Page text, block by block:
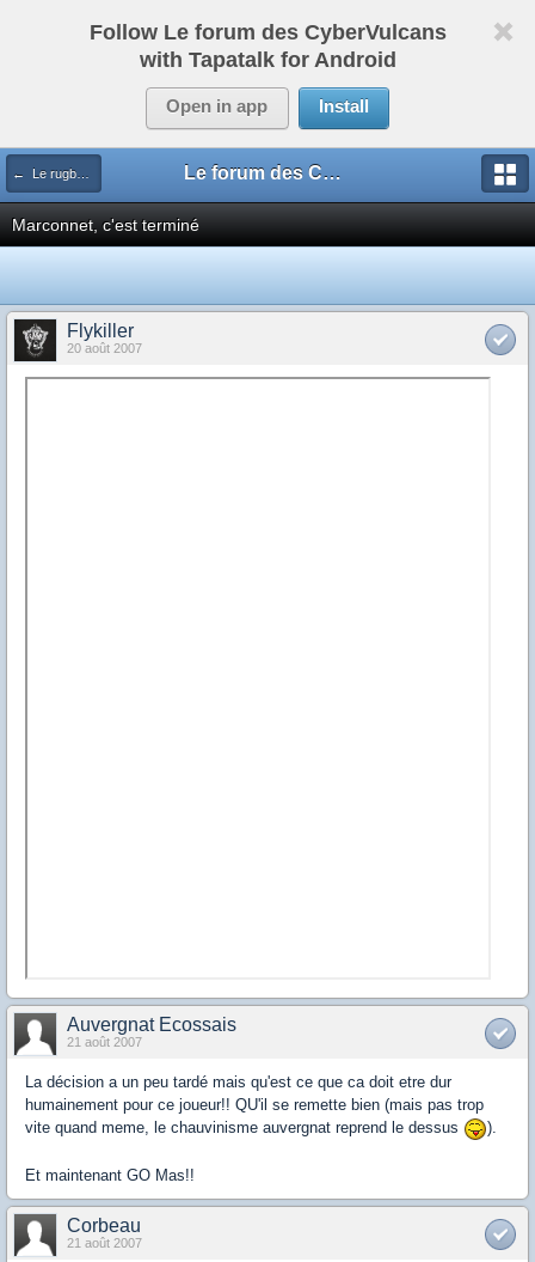
Follow Le forum des CyberVulcans
with Tapatalk for Android
Open in app Install
← Le rugby international Le forum des CyberVulcans
Marconnet, c'est terminé
Flykiller
20 août 2007
Auvergnat Ecossais
21 août 2007
La décision a un peu tardé mais qu'est ce que ca doit etre dur
humainement pour ce joueur!! QU'il se remette bien (mais pas trop
vite quand meme, le chauvinisme auvergnat reprend le dessus
).
Et maintenant GO Mas!!
Corbeau
21 août 2007